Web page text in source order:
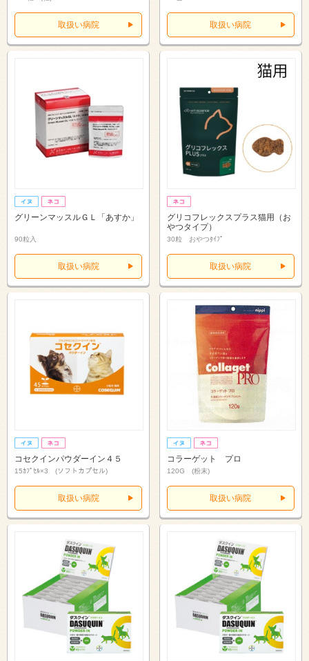
取扱い病院 取扱い病院
グリーンマッスルＧＬ「あすか」
90粒入
取扱い病院
グリコフレックスプラス猫用（お
やつタイプ）
30粒 おやつﾀｲﾌﾟ
取扱い病院
コセクインパウダーイン４５
15ｶﾌﾟｾﾙ×3 (ソフトカプセル)
取扱い病院
コラーゲット プロ
120G (粉末)
取扱い病院